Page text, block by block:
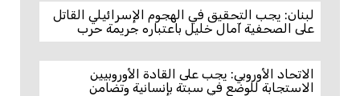
لبنان: يجب التحقيق في الهجوم الإسرائيلي القاتل
على الصحفية آمال خليل باعتباره جريمة حرب
الاتحاد الأوروبي: يجب على القادة الأوروبيين
الاستجابة للوضع في سبتة بإنسانية وتضامن